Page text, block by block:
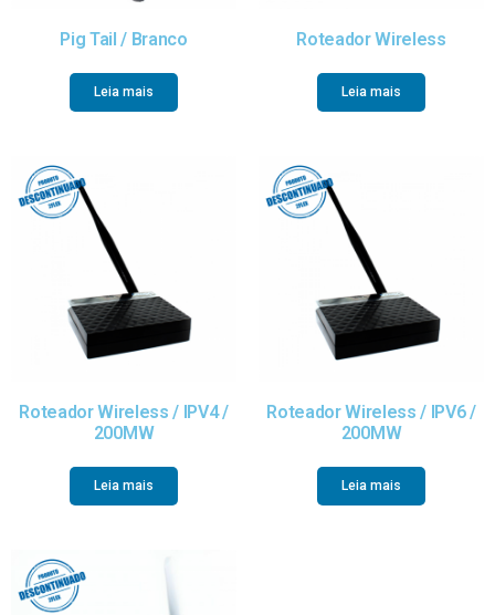
Pig Tail / Branco
Leia mais
Roteador Wireless
Leia mais
Roteador Wireless / IPV4 /
200MW
Leia mais
Roteador Wireless / IPV6 /
200MW
Leia mais